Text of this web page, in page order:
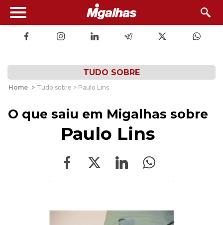
TUDO SOBRE
Home > Tudo sobre > Paulo Lins
O que saiu em Migalhas sobre
Paulo Lins